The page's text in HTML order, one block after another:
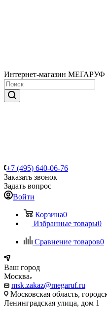
Интернет-магазин МЕГАРУФ
+7 (495) 640-06-76
Заказать звонок
Задать вопрос
Войти
Корзина0
Избранные товары0
Сравнение товаров0
Ваш город
Москва
msk.zakaz@megaruf.ru
Московская область,
Ленинградская улица, дом 1